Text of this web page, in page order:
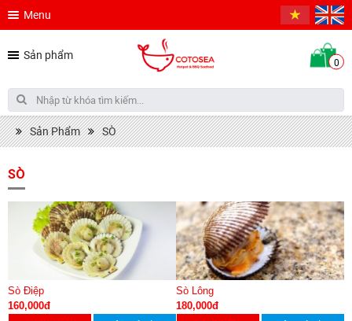
Menu
Sản phẩm 0
Sản Phẩm SÒ
SÒ
Sò Điệp
160,000đ
Sò Lông
180,000đ